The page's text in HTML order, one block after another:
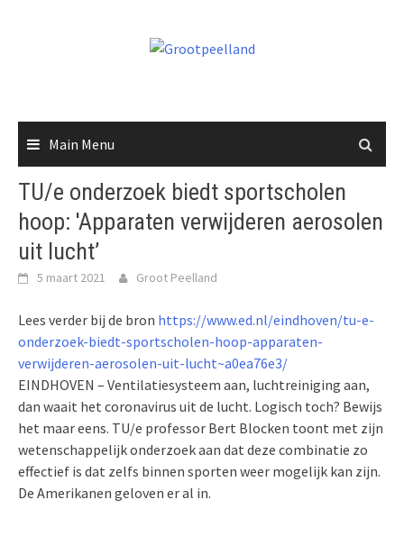
Main Menu
TU/e onderzoek biedt sportscholen
hoop: 'Apparaten verwijderen aerosolen
uit lucht’
5 maart 2021 Groot Peelland
Lees verder bij de bron https://www.ed.nl/eindhoven/tu-e-
onderzoek-biedt-sportscholen-hoop-apparaten-
verwijderen-aerosolen-uit-lucht~a0ea76e3/
EINDHOVEN – Ventilatiesysteem aan, luchtreiniging aan,
dan waait het coronavirus uit de lucht. Logisch toch? Bewijs
het maar eens. TU/e professor Bert Blocken toont met zijn
wetenschappelijk onderzoek aan dat deze combinatie zo
effectief is dat zelfs binnen sporten weer mogelijk kan zijn.
De Amerikanen geloven er al in.